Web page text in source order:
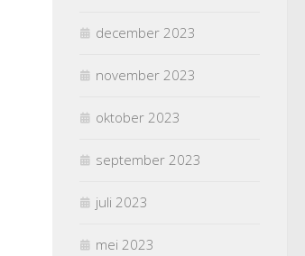
december 2023
november 2023
oktober 2023
september 2023
juli 2023
mei 2023